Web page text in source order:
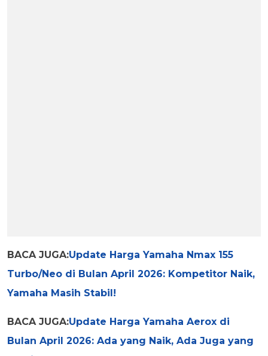
BACA JUGA:Update Harga Yamaha Nmax 155
Turbo/Neo di Bulan April 2026: Kompetitor Naik,
Yamaha Masih Stabil!
BACA JUGA:Update Harga Yamaha Aerox di
Bulan April 2026: Ada yang Naik, Ada Juga yang